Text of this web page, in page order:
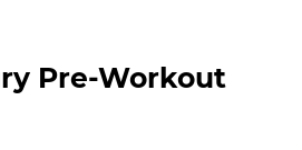
Pre-Workout